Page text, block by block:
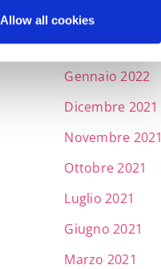
Allow all cookiesMarzo 2022
Febbraio 2022
Gennaio 2022
Dicembre 2021
Novembre 2021
Ottobre 2021
Luglio 2021
Giugno 2021
Marzo 2021